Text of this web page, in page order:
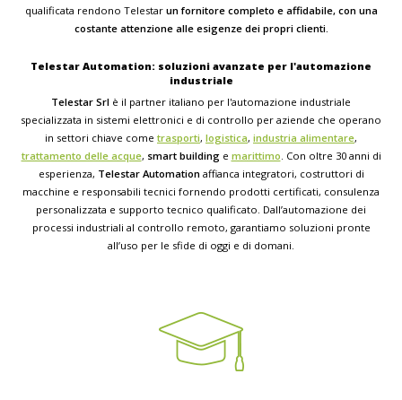
qualificata rendono Telestar un fornitore completo e affidabile, con una
costante attenzione alle esigenze dei propri clienti.
Telestar Automation: soluzioni avanzate per l'automazione
industriale
Telestar Srl è il partner italiano per l'automazione industriale
specializzata in sistemi elettronici e di controllo per aziende che operano
in settori chiave come trasporti, logistica, industria alimentare,
trattamento delle acque, smart buildinge marittimo . Con oltre 30 anni di
esperienza, Telestar Automation affianca integratori, costruttori di
macchine e responsabili tecnici fornendo prodotti certificati, consulenza
personalizzata e supporto tecnico qualificato. Dall’automazione dei
processi industriali al controllo remoto, garantiamo soluzioni pronte
all’uso per le sfide di oggi e di domani.